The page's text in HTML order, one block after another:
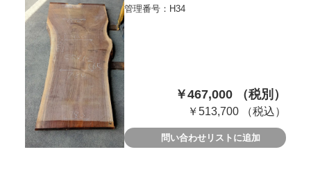
管理番号：H34
￥467,000 （税別）
￥513,700 （税込）
問い合わせリストに追加